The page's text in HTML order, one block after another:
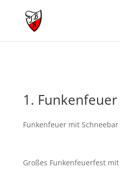
1.
Funkenfeuer mit Schneebar
Großes Funkenfeuerfest